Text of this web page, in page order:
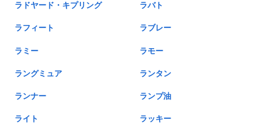
ラドヤード・キプリング ラバト
ラフィート ラブレー
ラミー ラモー
ラングミュア ランタン
ランナー ランプ油
ライト ラッキー